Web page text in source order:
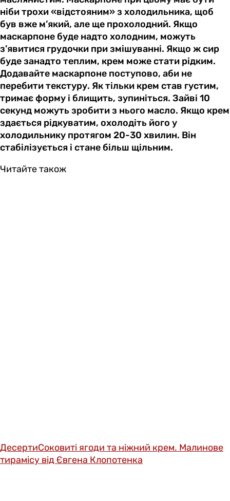
ніби трохи «відстояним» з холодильника, щоб
був вже м’який, але ще прохолодний. Якщо
маскарпоне буде надто холодним, можуть
з’явитися грудочки при змішуванні. Якщо ж сир
буде занадто теплим, крем може стати рідким.
Додавайте маскарпоне поступово, аби не
перебити текстуру. Як тільки крем став густим,
тримає форму і блищить, зупиніться. Зайві 10
секунд можуть зробити з нього масло. Якщо крем
здається рідкуватим, охолодіть його у
холодильнику протягом 20-30 хвилин. Він
стабілізується і стане більш щільним.
Читайте також
ДесертиСоковиті ягоди та ніжний крем. Малинове
тирамісу від Євгена Клопотенка